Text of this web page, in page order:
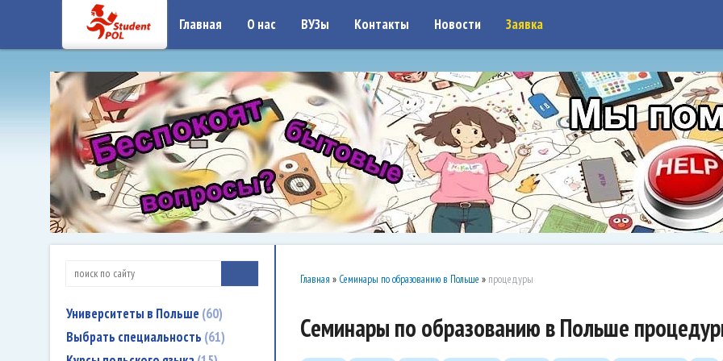
google-site-verification: google7a917c261df1566b.htmlgoogle-site-verification: google7a917c261df1566b.html
Главная О нас ВУЗы Контакты Новости Заявка
Университеты в Польше 60
Выбрать специальность 61
Главная » Семинары по образованию в Польше » процедуры
Семинары по образованию в Польше